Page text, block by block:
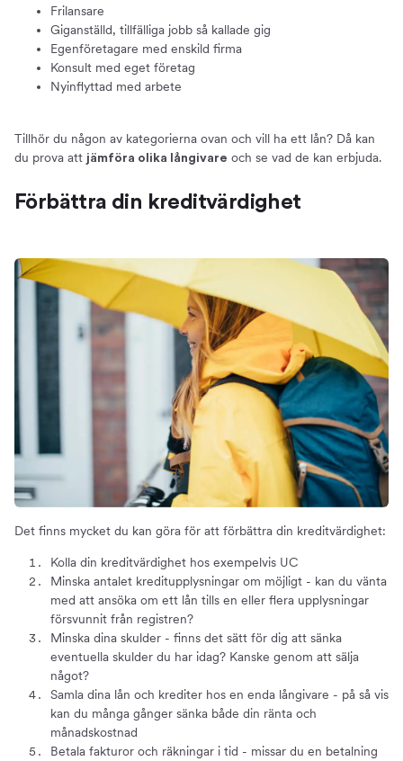
Frilansare
Giganställd, tillfälliga jobb så kallade gig
Egenföretagare med enskild firma
Konsult med eget företag
Nyinflyttad med arbete
Tillhör du någon av kategorierna ovan och vill ha ett lån? Då kan
du prova att jämföra olika långivare och se vad de kan erbjuda.
Förbättra din kreditvärdighet
Det finns mycket du kan göra för att förbättra din kreditvärdighet:
Kolla din kreditvärdighet hos exempelvis UC
Minska antalet kreditupplysningar om möjligt - kan du vänta
med att ansöka om ett lån tills en eller flera upplysningar
försvunnit från registren?
Minska dina skulder - finns det sätt för dig att sänka
eventuella skulder du har idag? Kanske genom att sälja
något?
Samla dina lån och krediter hos en enda långivare - på så vis
kan du många gånger sänka både din ränta och
månadskostnad
Betala fakturor och räkningar i tid - missar du en betalning